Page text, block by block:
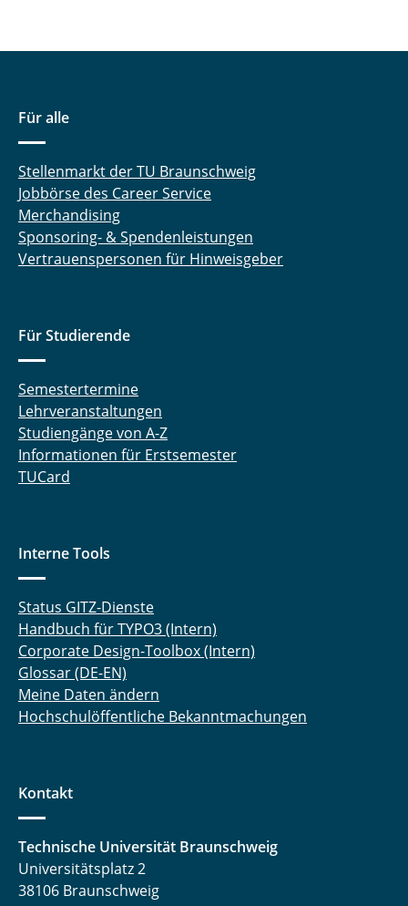
Für alle
Stellenmarkt der TU Braunschweig
Jobbörse des Career Service
Merchandising
Sponsoring- & Spendenleistungen
Vertrauenspersonen für Hinweisgeber
Für Studierende
Semestertermine
Lehrveranstaltungen
Studiengänge von A-Z
Informationen für Erstsemester
TUCard
Interne Tools
Status GITZ-Dienste
Handbuch für TYPO3 (Intern)
Corporate Design-Toolbox (Intern)
Glossar (DE-EN)
Meine Daten ändern
Hochschulöffentliche Bekanntmachungen
Kontakt
Technische Universität Braunschweig
Universitätsplatz 2
38106 Braunschweig